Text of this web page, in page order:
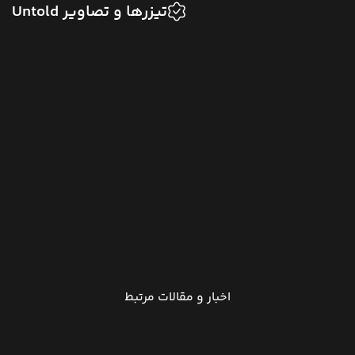
تیزرها و تصاویر Untold
اخبار و مقالات مرتبط